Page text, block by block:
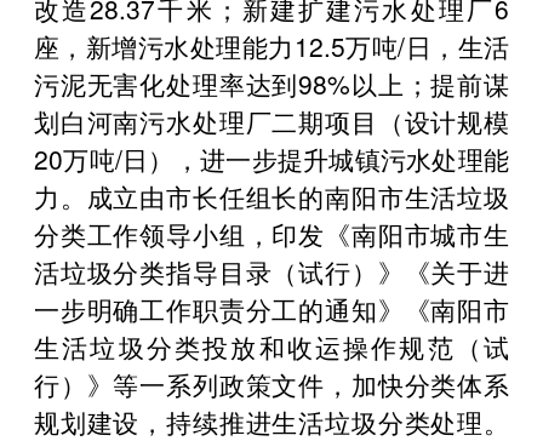
改造28.37千米；新建扩建污水处理厂6
座，新增污水处理能力12.5万吨/日，生活
污泥无害化处理率达到98%以上；提前谋
划白河南污水处理厂二期项目（设计规模
20万吨/日），进一步提升城镇污水处理能
力。成立由市长任组长的南阳市生活垃圾
分类工作领导小组，印发《南阳市城市生
活垃圾分类指导目录（试行）》《关于进
一步明确工作职责分工的通知》《南阳市
生活垃圾分类投放和收运操作规范（试
行）》等一系列政策文件，加快分类体系
规划建设，持续推进生活垃圾分类处理。